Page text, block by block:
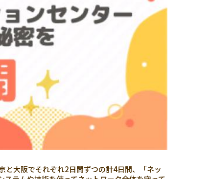
大阪でそれぞれ2日間ずつの計4日間、「ネッ